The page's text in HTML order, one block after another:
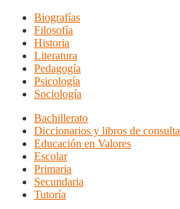
Biografías
Filosofía
Historia
Literatura
Pedagogía
Psicología
Sociología
Bachillerato
Diccionarios y libros de consulta
Educación en Valores
Escolar
Primaria
Secundaria
Tutoría